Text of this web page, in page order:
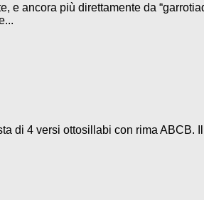
e ancora più direttamente da
di 4 versi ottosillabi con rima ABCB.